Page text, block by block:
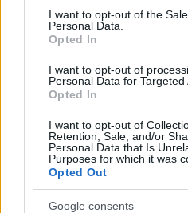
consent section.
I want to opt-out of the
Personal Data.
Opted In
I want to opt-out of
Personal Data for Targeted
Opted In
I want to opt-out of
Retention, Sale, and/or
Personal Data that Is
Purposes for which it was
Opted Out
Google consents
Martina Agostina
I nostri cari